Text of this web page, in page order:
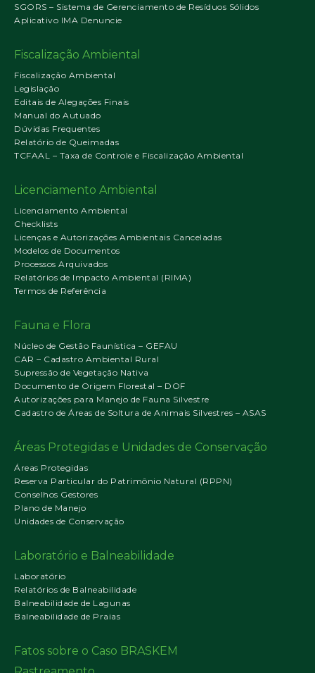
SGORS – Sistema de Gerenciamento de Resíduos Sólidos
Aplicativo IMA Denuncie
Fiscalização Ambiental
Fiscalização Ambiental
Legislação
Editais de Alegações Finais
Manual do Autuado
Dúvidas Frequentes
Relatório de Queimadas
TCFAAL – Taxa de Controle e Fiscalização Ambiental
Licenciamento Ambiental
Licenciamento Ambiental
Checklists
Licenças e Autorizações Ambientais Canceladas
Modelos de Documentos
Processos Arquivados
Relatórios de Impacto Ambiental (RIMA)
Termos de Referência
Fauna e Flora
Núcleo de Gestão Faunística – GEFAU
CAR – Cadastro Ambiental Rural
Supressão de Vegetação Nativa
Documento de Origem Florestal – DOF
Autorizações para Manejo de Fauna Silvestre
Cadastro de Áreas de Soltura de Animais Silvestres – ASAS
Áreas Protegidas e Unidades de Conservação
Áreas Protegidas
Reserva Particular do Patrimônio Natural (RPPN)
Conselhos Gestores
Plano de Manejo
Unidades de Conservação
Laboratório e Balneabilidade
Laboratório
Relatórios de Balneabilidade
Balneabilidade de Lagunas
Balneabilidade de Praias
Fatos sobre o Caso BRASKEM